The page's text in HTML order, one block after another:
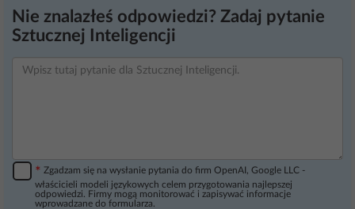
Nie znalazłeś odpowiedzi? Zadaj pytanie
Sztucznej Inteligencji
* Zgadzam się na wysłanie pytania do firm OpenAI, Google LLC -
właścicieli modeli językowych celem przygotowania najlepszej
odpowiedzi. Firmy mogą monitorować i zapisywać informacje
wprowadzane do formularza.